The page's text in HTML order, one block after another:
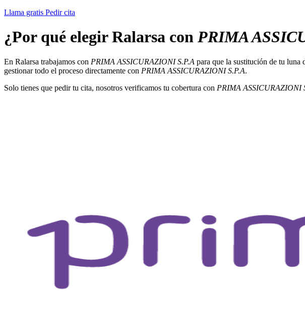
Llama gratis Pedir cita
¿Por qué elegir Ralarsa con PRIMA
En Ralarsa trabajamos con PRIMA ASSICURAZIONI S.P.A para que la sustitución de tu luna
gestionar todo el proceso directamente con PRIMA ASSICURAZIONI S.P.A.
Solo tienes que pedir tu cita, nosotros verificamos tu cobertura con PRIMA ASSICURAZIONI